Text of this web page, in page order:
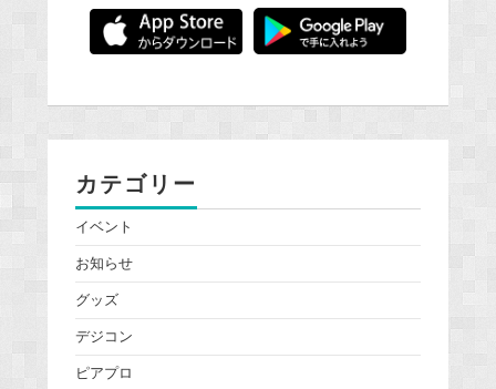
カテゴリー
イベント
お知らせ
グッズ
デジコン
ピアプロ